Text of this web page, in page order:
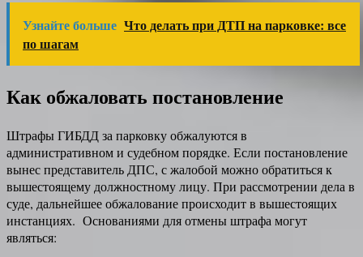
Узнайте больше Что делать при ДТП на парковке: все
по шагам
Как обжаловать постановление
Штрафы ГИБДД за парковку обжалуются в
административном и судебном порядке. Если постановление
вынес представитель ДПС, с жалобой можно обратиться к
вышестоящему должностному лицу. При рассмотрении дела в
суде, дальнейшее обжалование происходит в вышестоящих
инстанциях. Основаниями для отмены штрафа могут
являться: